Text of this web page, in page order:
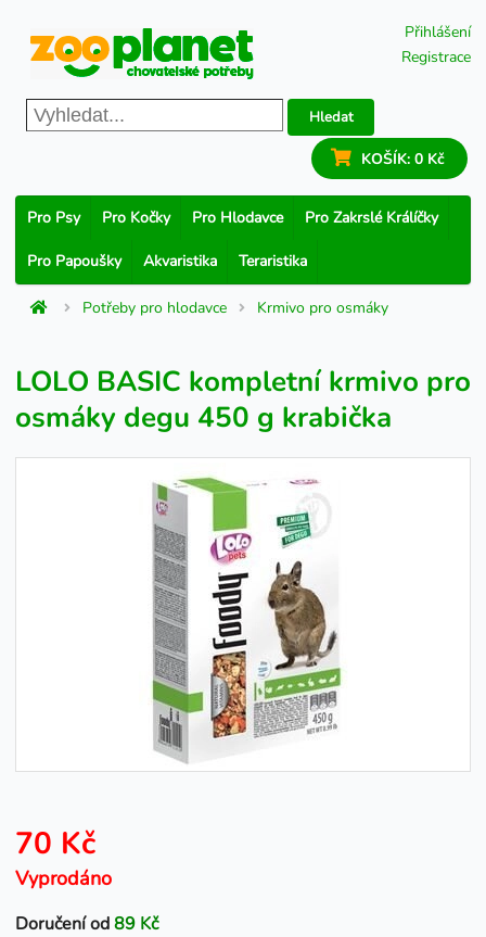
Přihlášení
Registrace
Hledat
KOŠÍK: 0 Kč
Pro Psy Pro Kočky Pro Hlodavce Pro Zakrslé Králíčky
Pro Papoušky Akvaristika Teraristika
Potřeby pro hlodavce Krmivo pro osmáky
LOLO BASIC kompletní krmivo pro
osmáky degu 450 g krabička
70 Kč
Vyprodáno
Doručení od89 Kč